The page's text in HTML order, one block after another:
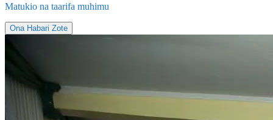
Matukio na taarifa muhimu
Ona Habari Zote